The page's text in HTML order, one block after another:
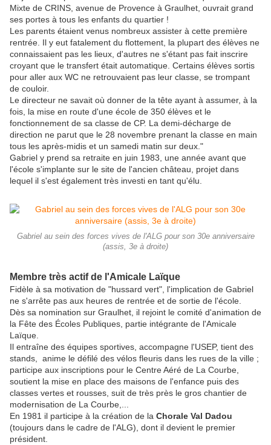
Mixte de CRINS, avenue de Provence à Graulhet, ouvrait grand
ses portes à tous les enfants du quartier !
Les parents étaient venus nombreux assister à cette première
rentrée. Il y eut fatalement du flottement, la plupart des élèves ne
connaissaient pas les lieux, d'autres ne s'étant pas fait inscrire
croyant que le transfert était automatique. Certains élèves sortis
pour aller aux WC ne retrouvaient pas leur classe, se trompant
de couloir.
Le directeur ne savait où donner de la tête ayant à assumer, à la
fois, la mise en route d'une école de 350 élèves et le
fonctionnement de sa classe de CP. La demi-décharge de
direction ne parut que le 28 novembre prenant la classe en main
tous les après-midis et un samedi matin sur deux."
Gabriel y prend sa retraite en juin 1983, une année avant que
l'école s'implante sur le site de l'ancien château, projet dans
lequel il s'est également très investi en tant qu'élu.
Gabriel au sein des forces vives de l'ALG pour son 30e anniversaire
(assis, 3e à droite)
Membre très actif de l'Amicale Laïque
Fidèle à sa motivation de "hussard vert", l'implication de Gabriel
ne s'arrête pas aux heures de rentrée et de sortie de l'école.
Dès sa nomination sur Graulhet, il rejoint le comité d'animation de
la Fête des Écoles Publiques, partie intégrante de l'Amicale
Laïque.
Il entraîne des équipes sportives, accompagne l'USEP, tient des
stands, anime le défilé des vélos fleuris dans les rues de la ville ;
participe aux inscriptions pour le Centre Aéré de La Courbe,
soutient la mise en place des maisons de l'enfance puis des
classes vertes et rousses, suit de très près le gros chantier de
modernisation de La Courbe,...
En 1981 il participe à la création de la Chorale Val Dadou
(toujours dans le cadre de l'ALG), dont il devient le premier
président.